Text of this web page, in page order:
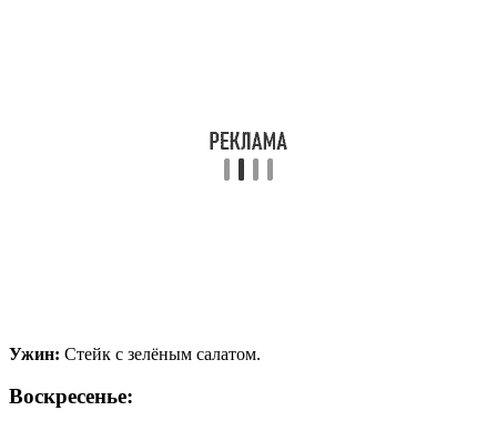
Ужин: Стейк с зелёным салатом.
Воскресенье: